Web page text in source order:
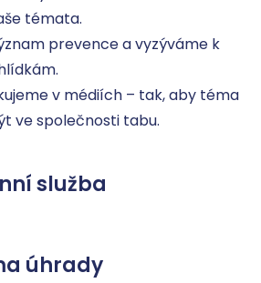
témata.
prevence a vyzýváme k
v médiích – tak, aby téma
ve společnosti tabu.
služba
úhrady